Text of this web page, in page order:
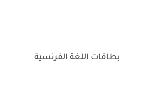
بطاقات اللغة الفرنسية